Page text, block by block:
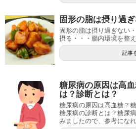
固形の脂は摂り過
固形の脂は摂り過ぎない
摂る・・・腸内環境を整
記事
糖尿病の原因は高
は？診断とは？
糖尿病の原因は高血糖？
糖尿病の診断とは？糖尿
みましたので、参考になれ